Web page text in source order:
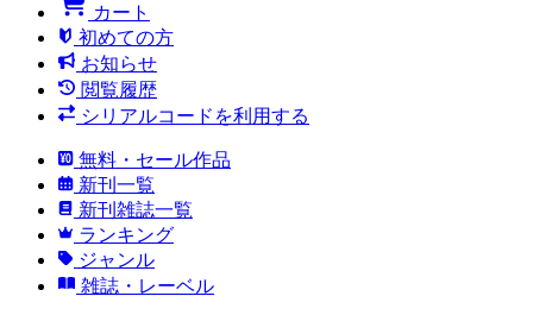
カート
初めての方
お知らせ
閲覧履歴
シリアルコードを利用する
無料・セール作品
新刊一覧
新刊雑誌一覧
ランキング
ジャンル
雑誌・レーベル